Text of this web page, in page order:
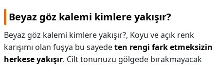
Beyaz göz kalemi kimlere yakışır?
Beyaz göz kalemi kimlere yakışır?, Koyu ve açık renk
karışımı olan fuşya bu sayedeten rengi fark etmeksizin
herkese yakışır. Cilt tonunuzu gölgede bırakmayacak